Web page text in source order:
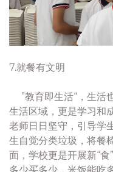
7.就餐有文明
”教育即生活“，生活
生活区域，更是学习和
老师日日坚守，引导学
生自觉分类垃圾，将餐
面，学校更是开展新“